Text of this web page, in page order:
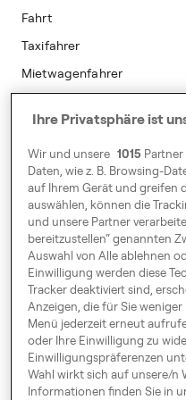
Freenow Plus
Sicherheit
Studentenrabatt
Modern Slavery Statement
Fahrt
Taxifahrer
Mietwagenfahrer
Business
Hier findest du uns
Neumühlen 19
22763 Hamburg
Cookie Settings:
Einwilligungspräferenzen
Durch Europa
Ihre Privatsphäre ist
Wir und unsere 1015Partner
Daten, wie z. B. Browsing-
auf Ihrem Gerät und greifen
auswählen, können die
und unsere Partner
bereitzustellen“ genannten
Auswahl von Alle ablehnen
Einwilligung werden diese
Tracker deaktiviert sind,
Anzeigen, die für Sie
Menü jederzeit erneut
oder Ihre Einwilligung zu
Einwilligungspräferenzen
Wahl wirkt sich auf unsere/n
Informationen finden Sie in